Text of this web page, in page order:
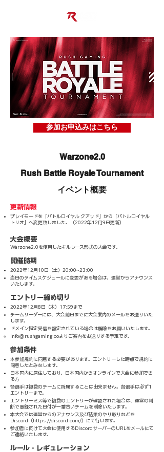
参加お申込みはこちら
Warzone2.0
Rush Battle Royale Tournament
イベント概要
更新情報
プレイモードを「バトルロイヤル クアッド」から「バトルロイヤル
トリオ」へ変更致しました。（2022年12月9日更新）
大会概要
Warzone2.0を使用したキルレース形式の大会です。
開催時期
2022年12月10日（土）20:00~23:00
当日のタイムスケジュールに変更がある場合は、運営からアナウンス
いたします。
エントリー締め切り
2022年12月8日（木）17:59まで
チームリーダーには、大会前日までに大会案内のメールをお送りいた
します。
ドメイン指定受信を設定されている場合は解除をお願いいたします。
info@rushgaming.coよりご案内をお送りする予定です。
参加条件
本参加規約に同意する必要があります。エントリーした時点で規約に
同意したとみなします。
日本国内に居住しており、日本国内からオンラインで大会に参加でき
る方
各選手は複数のチームに所属することは出来ません。各選手は必ず1
エントリーまで。
エントリーミス等で複数のエントリーが確認された場合は、運営の判
断で登録された日付が一番古いチームを削除いたします。
本大会では運営からのアナウンス及び結果のやり取りなどを
Discord（ https://discord.com/）にて行います。
参加者に向けて大会に使用するDiscordサーバーのURLをメールにて
ご連絡いたします。
ルール・レギュレーション